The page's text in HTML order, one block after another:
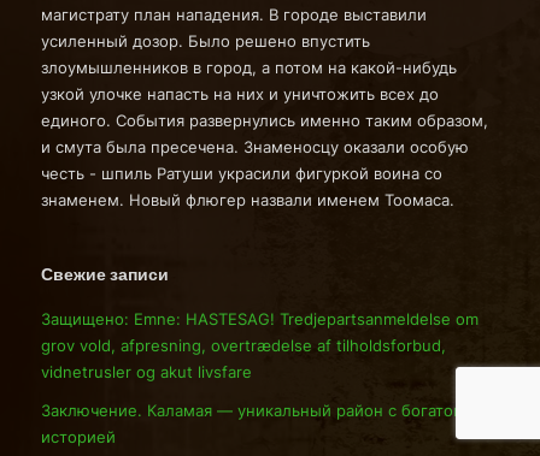
магистрату план нападения. В городе выставили
усиленный дозор. Было решено впустить
злоумышленников в город, а потом на какой-нибудь
узкой улочке напасть на них и уничтожить всех до
единого. События развернулись именно таким образом,
и смута была пресечена. Знаменосцу оказали особую
честь - шпиль Ратуши украсили фигуркой воина со
знаменем. Новый флюгер назвали именем Тоомаса.
Свежие записи
Защищено: Emne: HASTESAG! Tredjepartsanmeldelse om
grov vold, afpresning, overtrædelse af tilholdsforbud,
vidnetrusler og akut livsfare
Заключение. Каламая — уникальный район с богатой
историей